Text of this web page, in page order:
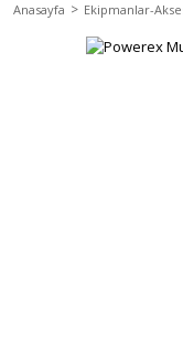
Anasayfa Ekipmanlar-